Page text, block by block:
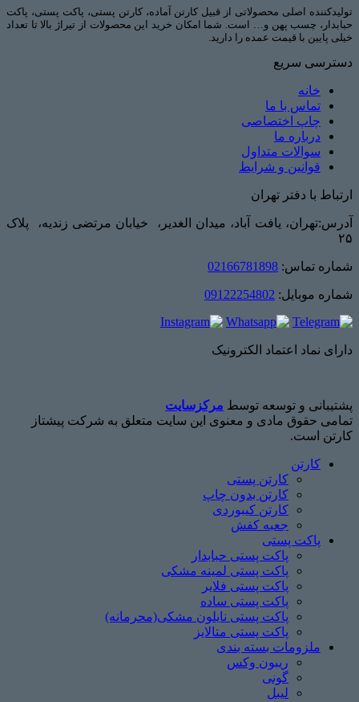
تولیدکننده اصلی محصولاتی از قبیل کارتن آماده، کارتن پستی، پاکت پستی، پاکت
حبابدار، چسب پهن و… است. شما امکان خرید این محصولات از تیراژ بالا تا تعداد
خیلی پایین با قیمت عمده را دارید.
دسترسی سریع
خانه
تماس با ما
چاپ اختصاصی
درباره ما
سوالات متداول
قوانین و شرایط
ارتباط با دفتر تهران
آدرس:تهران، یافت آباد، میدان الغدیر، خیابان مرتضی زندیه، پلاک
۲۵
شماره تماس: 02166781898
شماره موبایل: 09122254802
دارای نماد اعتماد الکترونیک
پشتیبانی و توسعه توسط مرکزسایت
تمامی حقوق مادی و معنوی این سایت متعلق به شرکت پیشتاز
کارتن است.
کارتن
کارتن پستی
کارتن بدون چاپ
کارتن کیبوردی
جعبه کفش
پاکت پستی
پاکت پستی حبابدار
پاکت پستی لمینه مشکی
پاکت پستی فلایر
پاکت پستی ساده
پاکت پستی نایلون مشکی(محرمانه)
پاکت پستی متالایز
ملزومات بسته بندی
ریبون وکس
گونی
لیبل